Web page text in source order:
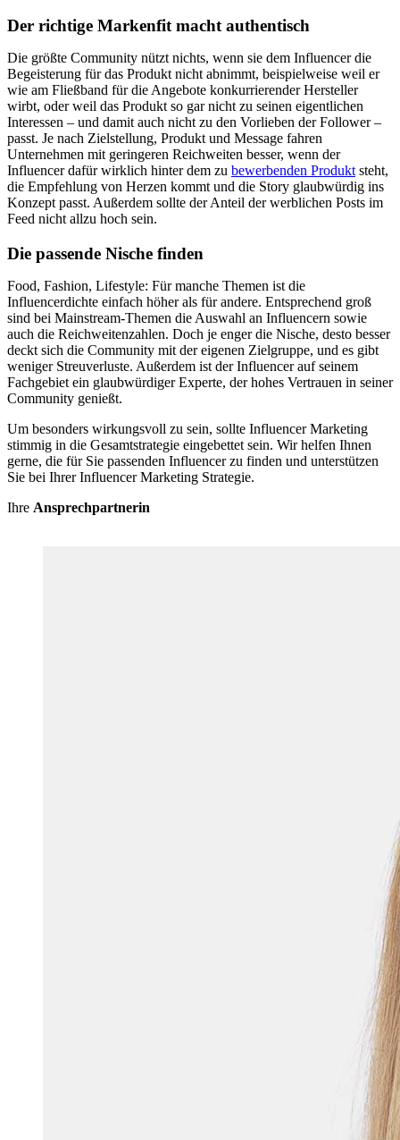
Der richtige Markenfit macht authentisch
Die größte Community nützt nichts, wenn sie dem Influencer die
Begeisterung für das Produkt nicht abnimmt, beispielweise weil er
wie am Fließband für die Angebote konkurrierender Hersteller
wirbt, oder weil das Produkt so gar nicht zu seinen eigentlichen
Interessen – und damit auch nicht zu den Vorlieben der Follower –
passt. Je nach Zielstellung, Produkt und Message fahren
Unternehmen mit geringeren Reichweiten besser, wenn der
Influencer dafür wirklich hinter dem zu bewerbenden Produkt steht,
die Empfehlung von Herzen kommt und die Story glaubwürdig ins
Konzept passt. Außerdem sollte der Anteil der werblichen Posts im
Feed nicht allzu hoch sein.
Die passende Nische finden
Food, Fashion, Lifestyle: Für manche Themen ist die
Influencerdichte einfach höher als für andere. Entsprechend groß
sind bei Mainstream-Themen die Auswahl an Influencern sowie
auch die Reichweitenzahlen. Doch je enger die Nische, desto besser
deckt sich die Community mit der eigenen Zielgruppe, und es gibt
weniger Streuverluste. Außerdem ist der Influencer auf seinem
Fachgebiet ein glaubwürdiger Experte, der hohes Vertrauen in seiner
Community genießt.
Um besonders wirkungsvoll zu sein, sollte Influencer Marketing
stimmig in die Gesamtstrategie eingebettet sein. Wir helfen Ihnen
gerne, die für Sie passenden Influencer zu finden und unterstützen
Sie bei Ihrer Influencer Marketing Strategie.
Ihre Ansprechpartnerin